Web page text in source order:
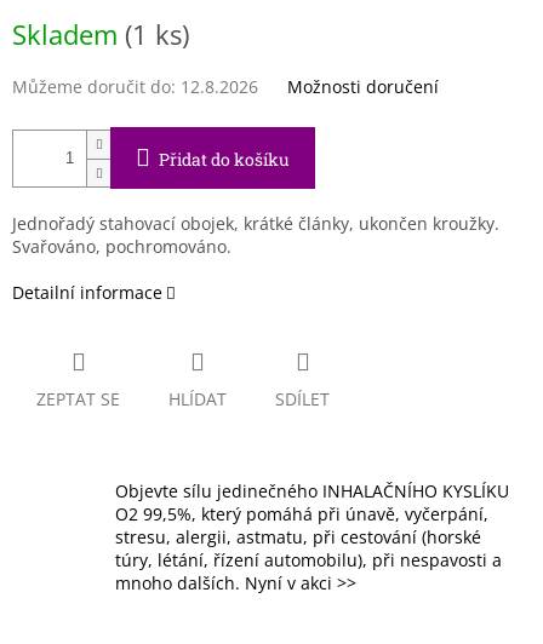
cena:
Skladem (1 ks)
Můžeme doručit do: 12.8.2026 Možnosti doručení
Přidat do košíku
Jednořadý stahovací obojek, krátké články, ukončen kroužky.
Svařováno, pochromováno.
Detailní informace
ZEPTAT SE HLÍDAT SDÍLET
Objevte sílu jedinečného INHALAČNÍHO KYSLÍKU
O2 99,5%, který pomáhá při únavě, vyčerpání,
stresu, alergii, astmatu, při cestování (horské
túry, létání, řízení automobilu), při nespavosti a
mnoho dalších. Nyní v akci >>